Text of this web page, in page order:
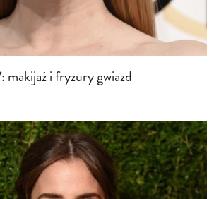
i fryzury gwiazd